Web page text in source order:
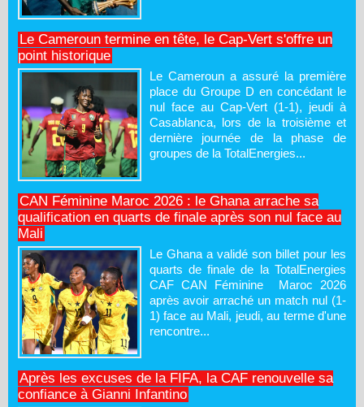
Le Cameroun termine en tête, le Cap-Vert s'offre un
point historique
Le Cameroun a assuré la première
place du Groupe D en concédant le
nul face au Cap-Vert (1-1), jeudi à
Casablanca, lors de la troisième et
dernière journée de la phase de
groupes de la TotalEnergies...
CAN Féminine Maroc 2026 : le Ghana arrache sa
qualification en quarts de finale après son nul face au
Mali
Le Ghana a validé son billet pour les
quarts de finale de la TotalEnergies
CAF CAN Féminine Maroc 2026
après avoir arraché un match nul (1-
1) face au Mali, jeudi, au terme d'une
rencontre...
Après les excuses de la FIFA, la CAF renouvelle sa
confiance à Gianni Infantino